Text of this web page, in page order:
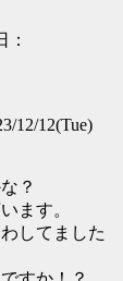
：
12/12(Tue)
？
ます。
してました